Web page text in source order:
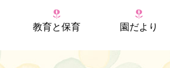
教育と保育 園だより